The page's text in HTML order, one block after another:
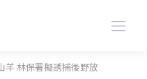
羊 林保署擬誘捕後野放